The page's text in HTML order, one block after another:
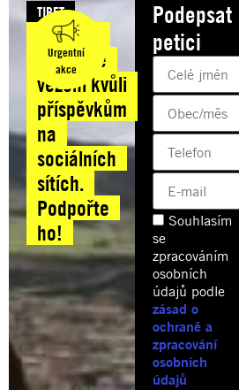
Urgentní
akce
TIBET
Tibetský
mnich ve
vězení kvůli
příspěvkům
na
sociálních
sítích.
Podpořte
ho!
Podepsat
petici
Souhlasím
se
zpracováním
osobních
údajů podle
zásad o
ochraně a
zpracování
osobních
údajů